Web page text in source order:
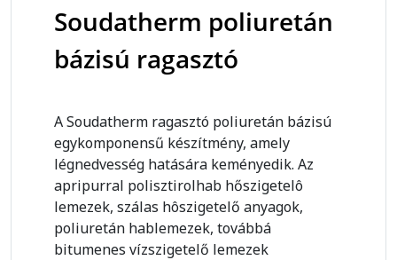
Soudatherm poliuretán
bázisú ragasztó
A Soudatherm ragasztó poliuretán bázisú
egykomponensű készítmény, amely
légnedvesség hatására keményedik. Az
apripurral polisztirolhab hőszigetelô
lemezek, szálas hôszigetelő anyagok,
poliuretán hablemezek, továbbá
bitumenes vízszigetelő lemezek